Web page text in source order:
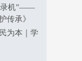
录机”——
传承》
为本｜学